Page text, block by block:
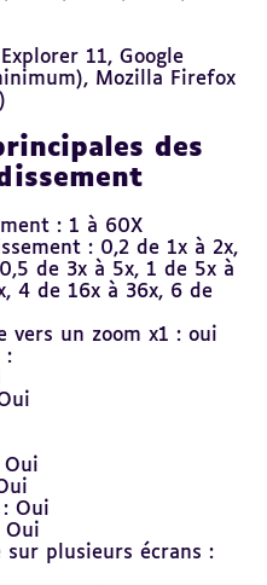
11, Google
Mozilla Firefox
des
: 1 à 60X
: 0,2 de 1x à 2x,
de 3x à 5x, 1 de 5x à
4 de 16x à 36x, 6 de
vers un zoom x1 : oui
:
Oui
Oui
sur plusieurs écrans :